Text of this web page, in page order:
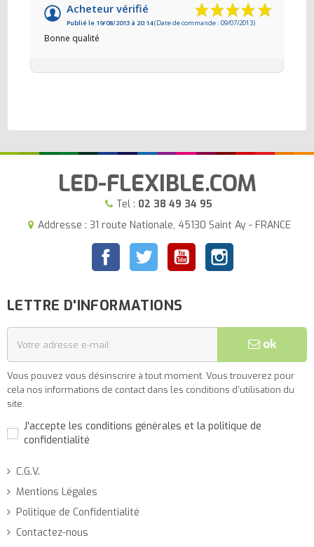
Acheteur vérifié
Publié le 19/08/2013 à 20:14(Date de commande : 09/07/2013)
Bonne qualité
LED-FLEXIBLE.COM
Tel : 02 38 49 34 95
Addresse : 31 route Nationale, 45130 Saint Ay - FRANCE
FacebookTwitter YouTubeInstagram
LETTRE D'INFORMATIONS
ok
Vous pouvez vous désinscrire à tout moment. Vous trouverez pour
cela nos informations de contact dans les conditions d'utilisation du
site.
J'accepte les conditions générales et la politique de
confidentialité
C.G.V.
Mentions Légales
Politique de Confidentialité
Contactez-nous